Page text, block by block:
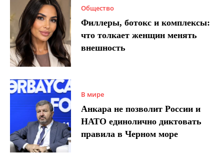
Общество
Филлеры, ботокс и комплексы:
что толкает женщин менять
внешность
В мире
Анкара не позволит России и
НАТО единолично диктовать
правила в Черном море